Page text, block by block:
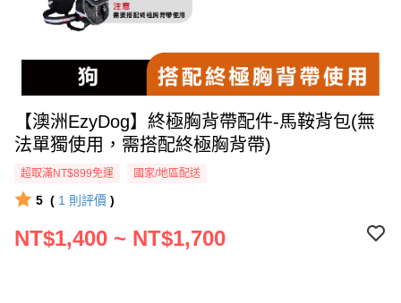
【澳洲EzyDog】終極胸背帶配件-馬鞍背包(無
法單獨使用，需搭配終極胸背帶)
超取滿NT$899免運 國家/地區配送
5 ( 1 則評價 )
NT$1,400 ~ NT$1,700